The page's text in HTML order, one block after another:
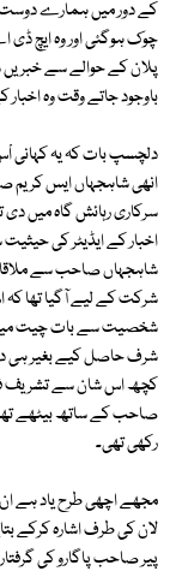
کے دور میں ہمارے دوست
چوک ہوگئی اور وہ ایچ ڈی
پلان کے حوالے سے خبریں
باوجود جاتے وقت وہ
دلچسپ بات کہ یہ کہانی
انھی شاہجہاں ایس کریم
سرکاری رہائش گاہ میں
اخبار کے ایڈیٹر کی
شاہجہاں صاحب سے
شرکت کے لیے آگیا تھا
شخصیت سے بات چیت میں
شرف حاصل کیے بغیر ہی
کچھ اس شان سے تشریف
صاحب کے ساتھ بیٹھے
رکھی تھی۔
مجھے اچھی طرح یاد ہے
لان کی طرف اشارہ کرکے
پیر صاحب پاگارو کی